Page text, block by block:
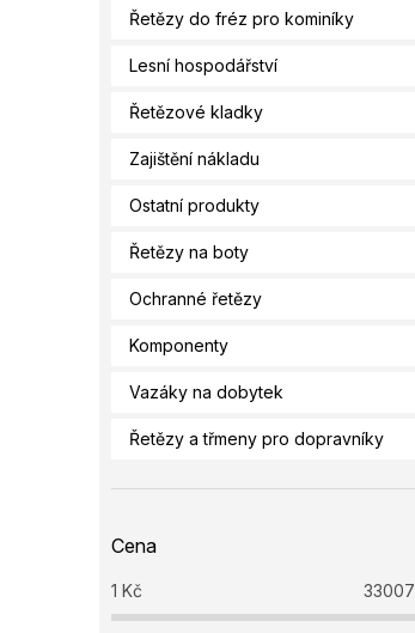
Řetězy do fréz pro kominíky
Lesní hospodářství
Řetězové kladky
Zajištění nákladu
Ostatní produkty
Řetězy na boty
Ochranné řetězy
Komponenty
Vazáky na dobytek
Řetězy a třmeny pro dopravníky
Cena
1 Kč 33007